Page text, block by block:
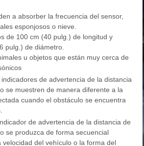
a absorber la frecuencia del sensor,
esponjosos o nieve.
de 100 cm (40 pulg.) de longitud y
pulg.) de diámetro.
u objetos que están muy cerca de
de advertencia de la distancia
se muestren de manera diferente a la
cuando el obstáculo se encuentra
de advertencia de la distancia de
se produzca de forma secuencial
velocidad del vehículo o la forma del